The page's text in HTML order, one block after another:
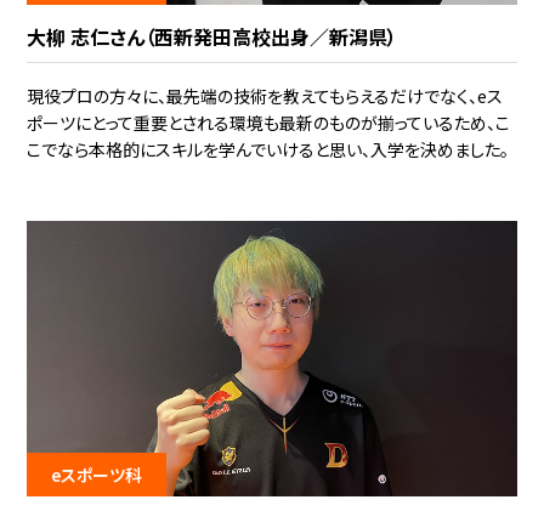
大柳 志仁さん（西新発田高校出身／新潟県）
現役プロの方々に、最先端の技術を教えてもらえるだけでなく、eス
ポーツにとって重要とされる環境も最新のものが揃っているため、こ
こでなら本格的にスキルを学んでいけると思い、入学を決めました。
eスポーツ科